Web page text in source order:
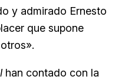
y admirado Ernesto
que supone
han contado con la